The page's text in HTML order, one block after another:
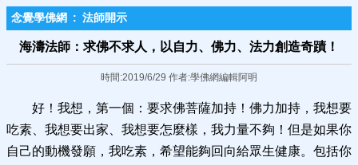
念覺學佛網 : 法師開示
海濤法師：求佛不求人，以自力、佛力、法力創造奇蹟！
時間:2019/6/29 作者:學佛網編輯阿明
好！我想，第一個：要求佛菩薩加持！佛力加持，我想要
吃素、我想要出家、我想要怎麼樣，我力量不夠！但是如果你
自己的動機發願，我吃素，希望能夠回向給眾生健康。包括你